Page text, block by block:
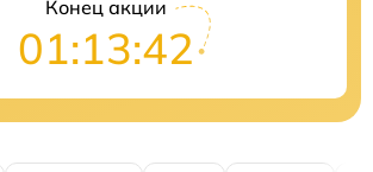
Конец акции
01:13:41